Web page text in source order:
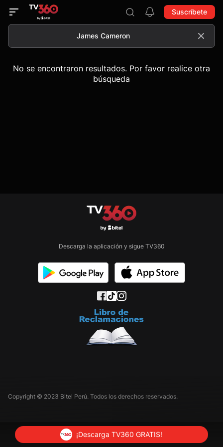
Suscríbete
No se encontraron resultados. Por favor realice otra
búsqueda
Descarga la aplicación y sigue TV360
Copyright © 2023 Bitel Perú. Todos los derechos reservados.
¡Descarga TV360 GRATIS!